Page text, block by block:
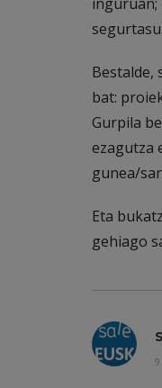
Bestalde,
bat:
Gurpila
ezagutza
gunea/
Eta
gehiago